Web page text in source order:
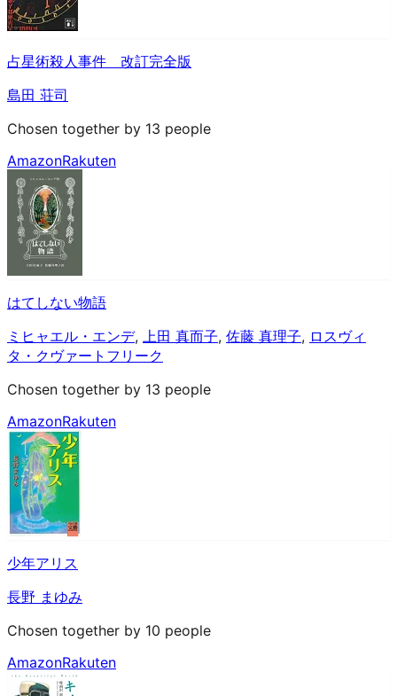
占星術殺人事件 改訂完全版
島田 荘司
Chosen together by 13 people
AmazonRakuten
はてしない物語
ミヒャエル・エンデ, 上田 真而子, 佐藤 真理子, ロスヴィ
タ・クヴァートフリーク
Chosen together by 13 people
AmazonRakuten
少年アリス
長野 まゆみ
Chosen together by 10 people
AmazonRakuten